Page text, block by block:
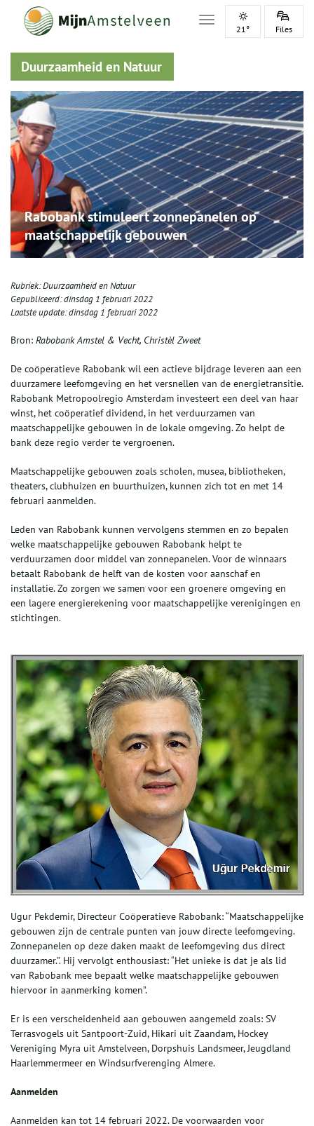
Toggle navigation
21° Files
Duurzaamheid en Natuur
Rabobank stimuleert zonnepanelen op
maatschappelijk gebouwen
Rubriek:Duurzaamheid en Natuur
Gepubliceerd:dinsdag 1 februari 2022
Laatste update:dinsdag 1 februari 2022
Bron: Rabobank Amstel & Vecht, Christèl Zweet
De coöperatieve Rabobank wil een actieve bijdrage leveren aan een
duurzamere leefomgeving en het versnellen van de energietransitie.
Rabobank Metropoolregio Amsterdam investeert een deel van haar
winst, het coöperatief dividend, in het verduurzamen van
maatschappelijke gebouwen in de lokale omgeving. Zo helpt de
bank deze regio verder te vergroenen.
Maatschappelijke gebouwen zoals scholen, musea, bibliotheken,
theaters, clubhuizen en buurthuizen, kunnen zich tot en met 14
februari aanmelden.
Leden van Rabobank kunnen vervolgens stemmen en zo bepalen
welke maatschappelijke gebouwen Rabobank helpt te
verduurzamen door middel van zonnepanelen. Voor de winnaars
betaalt Rabobank de helft van de kosten voor aanschaf en
installatie. Zo zorgen we samen voor een groenere omgeving en
een lagere energierekening voor maatschappelijke verenigingen en
stichtingen.
Ugur Pekdemir, Directeur Coöperatieve Rabobank: “Maatschappelijke
gebouwen zijn de centrale punten van jouw directe leefomgeving.
Zonnepanelen op deze daken maakt de leefomgeving dus direct
duurzamer.”. Hij vervolgt enthousiast: “Het unieke is dat je als lid
van Rabobank mee bepaalt welke maatschappelijke gebouwen
hiervoor in aanmerking komen”.
Er is een verscheidenheid aan gebouwen aangemeld zoals: SV
Terrasvogels uit Santpoort-Zuid, Hikari uit Zaandam, Hockey
Vereniging Myra uit Amstelveen, Dorpshuis Landsmeer, Jeugdland
Haarlemmermeer en Windsurfverenging Almere.
Aanmelden
Aanmelden kan tot 14 februari 2022. De voorwaarden voor